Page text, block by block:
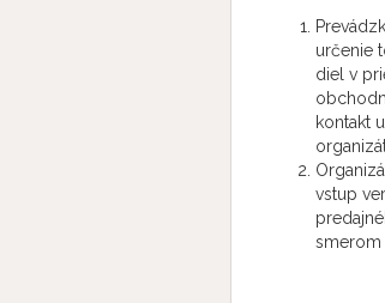
určenie
diel v
kontakt
vstup
smerom